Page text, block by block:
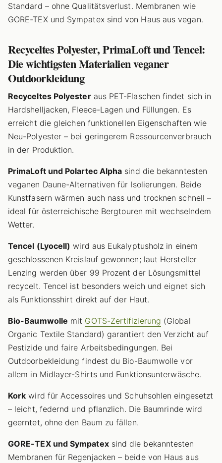
Standard – ohne Qualitätsverlust. Membranen wie
GORE-TEX und Sympatex sind von Haus aus vegan.
Recyceltes Polyester, PrimaLoft und Tencel:
Die wichtigsten Materialien veganer
Outdoorkleidung
Recyceltes Polyesteraus PET-Flaschen findet sich in
Hardshelljacken, Fleece-Lagen und Füllungen. Es
erreicht die gleichen funktionellen Eigenschaften wie
Neu-Polyester – bei geringerem Ressourcenverbrauch
in der Produktion.
PrimaLoft und Polartec Alpha sind die bekanntesten
veganen Daune-Alternativen für Isolierungen. Beide
Kunstfasern wärmen auch nass und trocknen schnell –
ideal für österreichische Bergtouren mit wechselndem
Wetter.
Tencel (Lyocell) wird aus Eukalyptusholz in einem
geschlossenen Kreislauf gewonnen; laut Hersteller
Lenzing werden über 99 Prozent der Lösungsmittel
recycelt. Tencel ist besonders weich und eignet sich
als Funktionsshirt direkt auf der Haut.
Bio-Baumwolle mit GOTS-Zertifizierung (Global
Organic Textile Standard) garantiert den Verzicht auf
Pestizide und faire Arbeitsbedingungen. Bei
Outdoorbekleidung findest du Bio-Baumwolle vor
allem in Midlayer-Shirts und Funktionsunterwäsche.
Kork wird für Accessoires und Schuhsohlen eingesetzt
– leicht, federnd und pflanzlich. Die Baumrinde wird
geerntet, ohne den Baum zu fällen.
GORE-TEX und Sympatexsind die bekanntesten
Membranen für Regenjacken – beide von Haus aus